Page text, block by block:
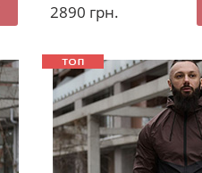
2890 грн.